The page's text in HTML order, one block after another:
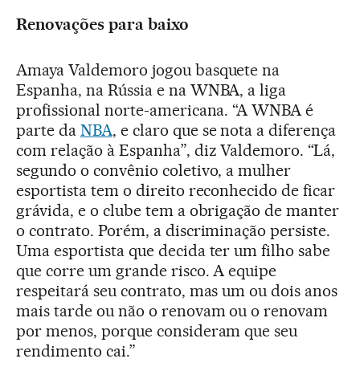
Renovações para baixo
Amaya Valdemoro jogou basquete na
Espanha, na Rússia e na WNBA, a liga
profissional norte-americana. “A WNBA é
parte da NBA, e claro que se nota a diferença
com relação à Espanha”, diz Valdemoro. “Lá,
segundo o convênio coletivo, a mulher
esportista tem o direito reconhecido de ficar
grávida, e o clube tem a obrigação de manter
o contrato. Porém, a discriminação persiste.
Uma esportista que decida ter um filho sabe
que corre um grande risco. A equipe
respeitará seu contrato, mas um ou dois anos
mais tarde ou não o renovam ou o renovam
por menos, porque consideram que seu
rendimento cai.”